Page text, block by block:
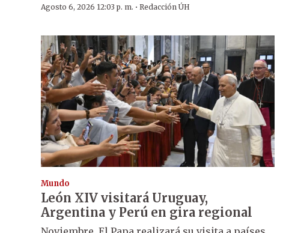
Agosto 6, 2026 12:03 p. m. · Redacción ÚH
Mundo
León XIV visitará Uruguay,
Argentina y Perú en gira regional